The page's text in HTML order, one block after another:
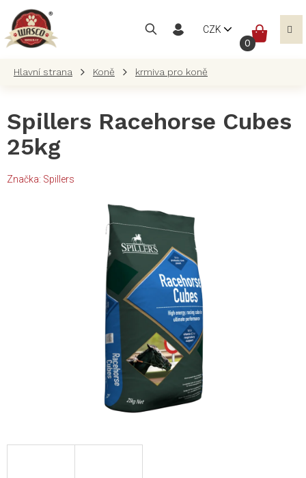
obsah
CZK
Koně krmiva pro koně
Spillers Racehorse Cubes
25kg
Značka: Spillers